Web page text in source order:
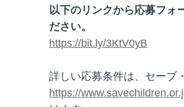
以下のリンクから応募フォ
ださい。
https://bit.ly/3KtV0yB
詳しい応募条件は、セーブ
https://